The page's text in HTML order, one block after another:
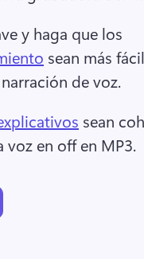
y haga que los
sean más
de voz.
sean
voz en off en MP3.